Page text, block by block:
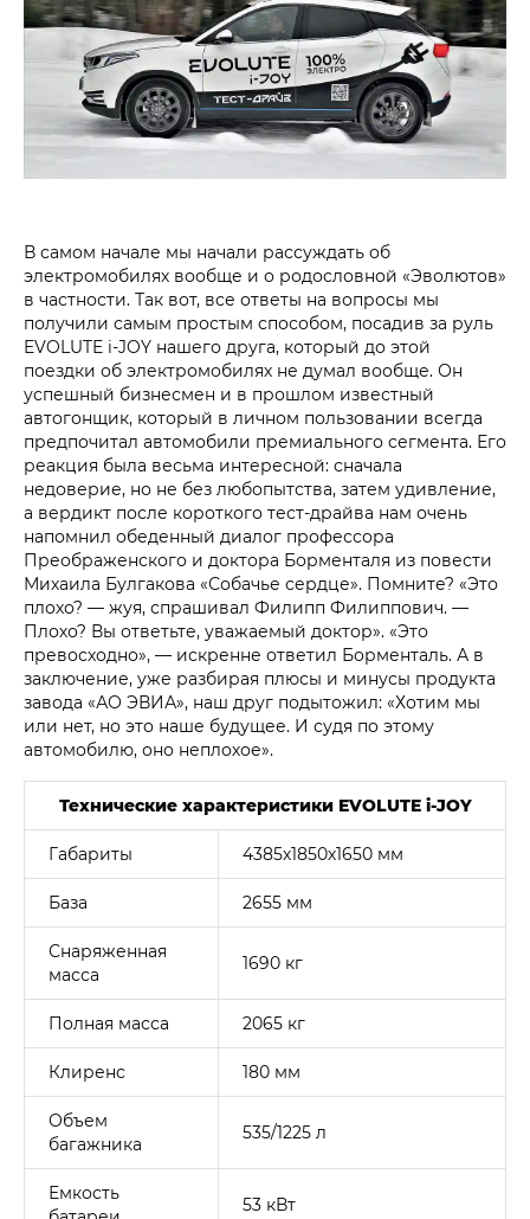
В самом начале мы начали рассуждать об
электромобилях вообще и о родословной «Эволютов»
в частности. Так вот, все ответы на вопросы мы
получили самым простым способом, посадив за руль
EVOLUTE i‑JOY нашего друга, который до этой
поездки об электромобилях не думал вообще. Он
успешный бизнесмен и в прошлом известный
автогонщик, который в личном пользовании всегда
предпочитал автомобили премиального сегмента. Его
реакция была весьма интересной: сначала
недоверие, но не без любопытства, затем удивление,
а вердикт после короткого тест-драйва нам очень
напомнил обеденный диалог профессора
Преображенского и доктора Борменталя из повести
Михаила Булгакова «Собачье сердце». Помните? «Это
плохо? — жуя, спрашивал Филипп Филиппович. —
Плохо? Вы ответьте, уважаемый доктор». «Это
превосходно», — искренне ответил Борменталь. А в
заключение, уже разбирая плюсы и минусы продукта
завода «АО ЭВИА», наш друг подытожил: «Хотим мы
или нет, но это наше будущее. И судя по этому
автомобилю, оно неплохое».
Технические характеристики EVOLUTE i‑JOY
Габариты 4385х1850х1650 мм
База 2655 мм
Снаряженная
масса
1690 кг
Полная масса 2065 кг
Клиренс 180 мм
Объем
багажника
535/1225 л
Емкость
53 кВт